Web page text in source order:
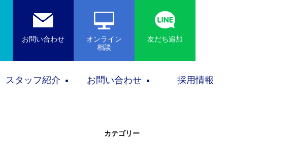
スタッフ紹介 お問い合わせ 採用情報
お問い合わせ
オンライン
相談
友だち追加
カテゴリー